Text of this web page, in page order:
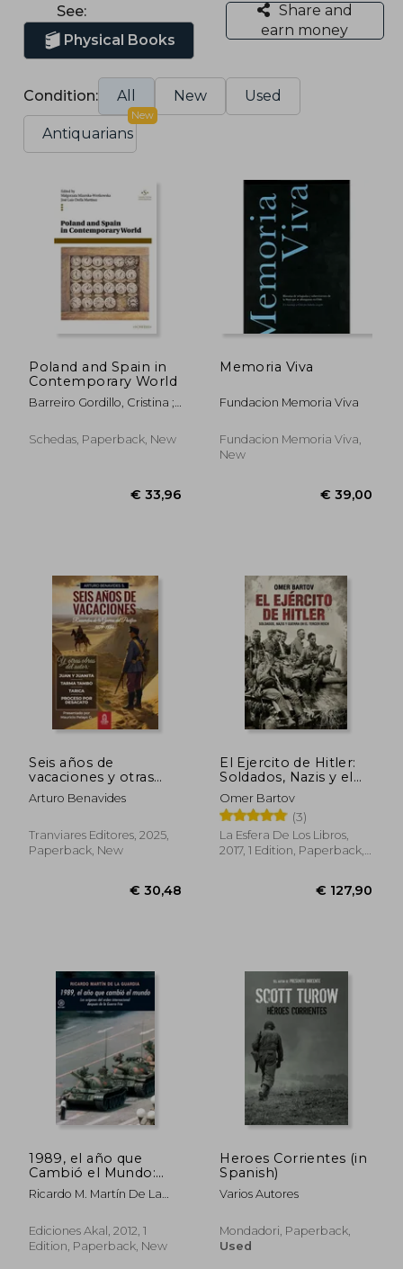
See:
Physical Books
Share and
earn money
Condition: All New Used
Antiquarians
New
Poland and Spain in
Contemporary World
Barreiro Gordillo, Cristina ;
Kamil
Schedas, Paperback, New
€ 33,96
Memoria Viva
Fundacion Memoria Viva
Fundacion Memoria Viva,
New
Seis años de
vacaciones y otras
obras de Arturo
Benavides (in
Arturo Benavides
Tranviares Editores, 2025,
Paperback, New
€ 30,48
El Ejercito de Hitler:
Soldados, Nazis y el
Tercer Reich (in
Spanish)
Omer Bartov
(3)
La Esfera De Los Libros,
2017, 1 Edition, Paperback,
1989, el año que
Cambió el Mundo:
Los Orígenes del
Orden Internacional
Fría (in Spanish)
Ricardo M. Martín De La
Ediciones Akal, 2012, 1
Edition, Paperback, New
Heroes Corrientes (in
Spanish)
Varios Autores
Mondadori, Paperback,
Used